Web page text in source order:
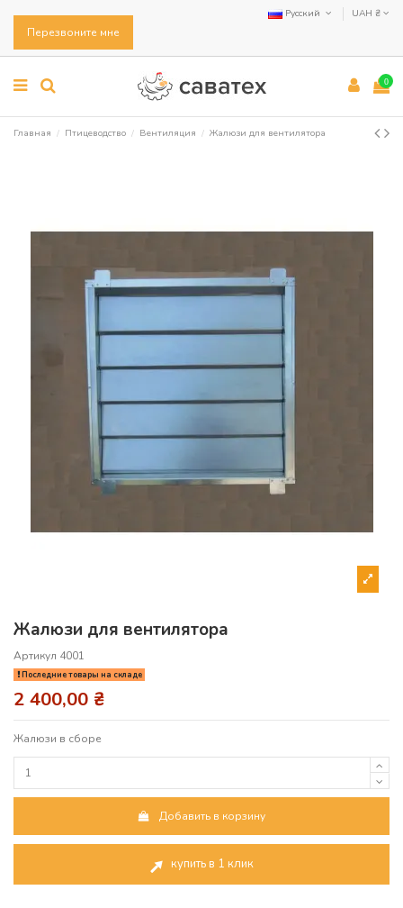
Перезвоните мне
Русский UAH ₴
0
Главная Птицеводство Вентиляция Жалюзи для вентилятора
Жалюзи для вентилятора
Артикул 4001
Последние товары на складе
2 400,00 ₴
Жалюзи в сборе
Добавить в корзину
купить в 1 клик